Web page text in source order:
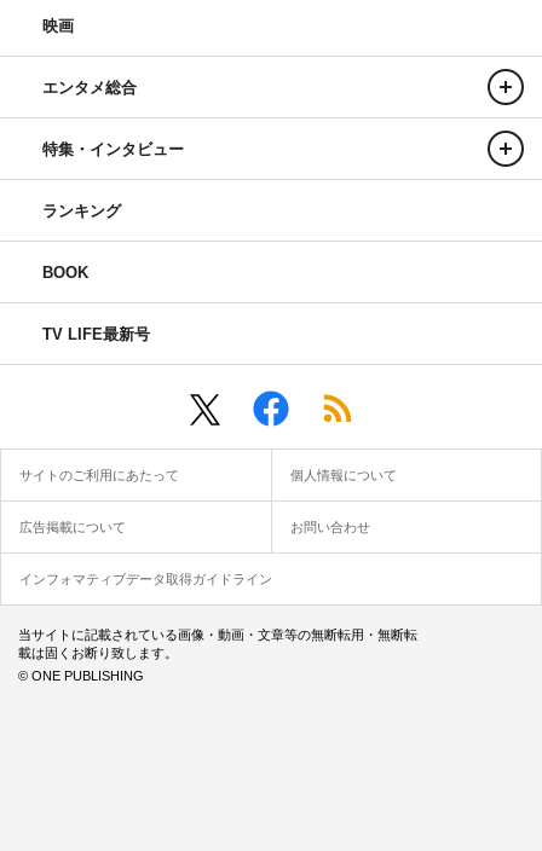
映画
エンタメ総合
特集・インタビュー
ランキング
BOOK
TV LIFE最新号
サイトのご利用にあたって 個人情報について
広告掲載について お問い合わせ
インフォマティブデータ取得ガイドライン
当サイトに記載されている画像・動画・文章等の無断転用・無断転
載は固くお断り致します。
© ONE PUBLISHING